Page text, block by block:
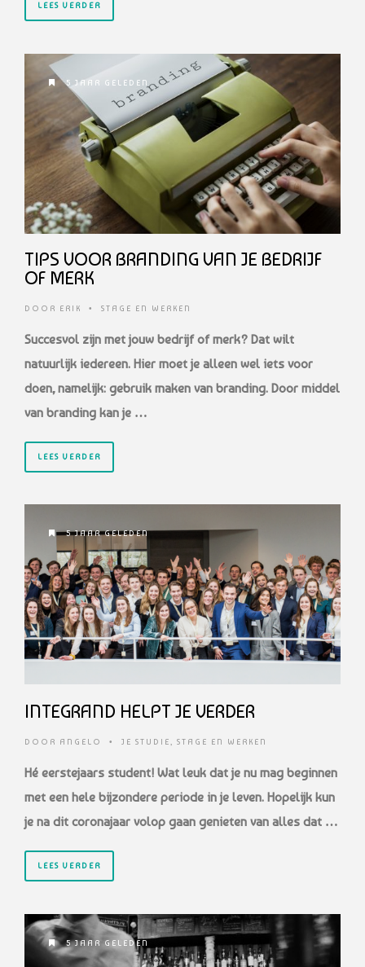
LEES VERDER
5 JAAR GELEDEN
TIPS VOOR BRANDING VAN JE BEDRIJF
OF MERK
DOOR ERIK • STAGE EN WERKEN
Succesvol zijn met jouw bedrijf of merk? Dat wilt
natuurlijk iedereen. Hier moet je alleen wel iets voor
doen, namelijk: gebruik maken van branding. Door middel
van branding kan je …
LEES VERDER
5 JAAR GELEDEN
INTEGRAND HELPT JE VERDER
DOOR ANGELO • JE STUDIE, STAGE EN WERKEN
Hé eerstejaars student! Wat leuk dat je nu mag beginnen
met een hele bijzondere periode in je leven. Hopelijk kun
je na dit coronajaar volop gaan genieten van alles dat …
LEES VERDER
5 JAAR GELEDEN